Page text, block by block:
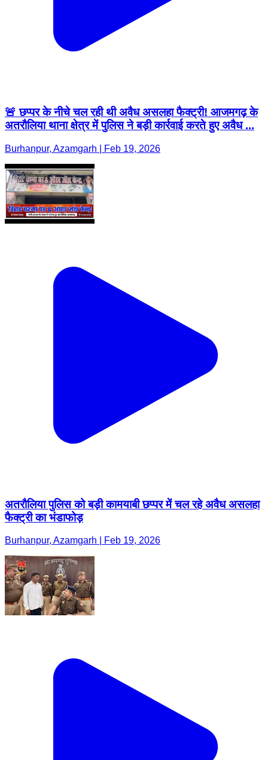
🚨 छप्पर के नीचे चल रही थी अवैध असलहा फैक्ट्री! आजमगढ़ के
अतरौलिया थाना क्षेत्र में पुलिस ने बड़ी कार्रवाई करते हुए अवैध ...
Burhanpur, Azamgarh | Feb 19, 2026
अतरौलिया पुलिस को बड़ी कामयाबी छप्पर में चल रहे अवैध असलहा
फैक्ट्री का भंडाफोड़
Burhanpur, Azamgarh | Feb 19, 2026